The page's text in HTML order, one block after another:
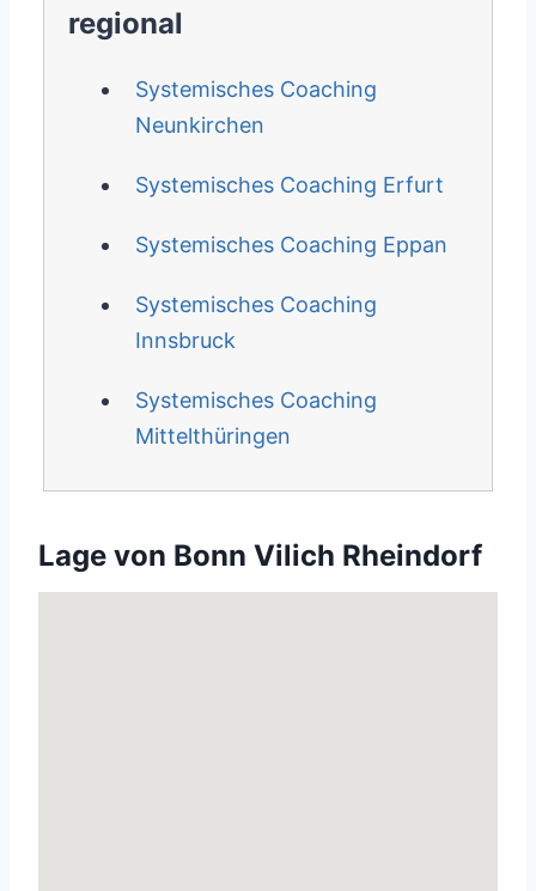
regional
Systemisches Coaching
Neunkirchen
Systemisches Coaching Erfurt
Systemisches Coaching Eppan
Systemisches Coaching
Innsbruck
Systemisches Coaching
Mittelthüringen
Lage von Bonn Vilich Rheindorf